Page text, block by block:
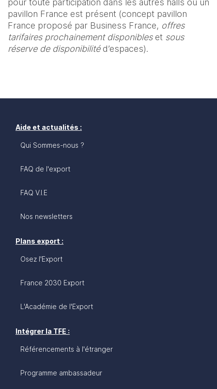
pour toute participation dans les autres halls où un
pavillon France est présent (concept pavillon
France proposé par Business France, offres
tarifaires prochainement disponibles et sous
réserve de disponibilité d’espaces).
Aide et actualités :
Qui Sommes-nous ?
FAQ de l'export
FAQ V.I.E
Nos newsletters
Plans export :
Osez l'Export
France 2030 Export
L'Académie de l'Export
Intégrer la TFE :
Référencements à l'étranger
Programme ambassadeur